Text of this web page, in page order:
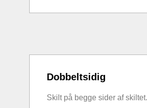
Dobbeltsidig
Skilt på begge sider af skiltet.